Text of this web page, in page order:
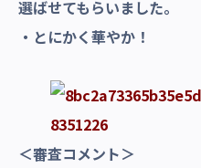
選ばせてもらいました。
・とにかく華やか！
＜審査コメント＞